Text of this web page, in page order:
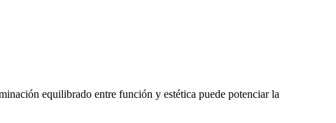
equilibrado entre función y estética puede potenciar la